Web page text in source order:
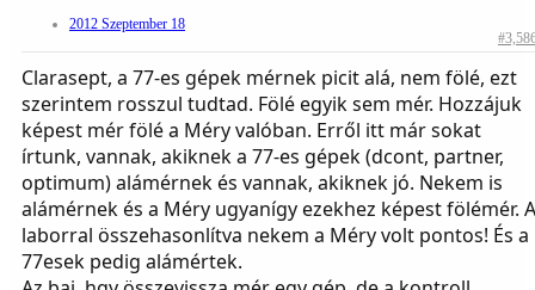
2012 Szeptember 18
Clarasept, a 77-es gépek mérnek picit alá, nem fölé, ezt
szerintem rosszul tudtad. Fölé egyik sem mér. Hozzájuk
képest mér fölé a Méry valóban. Erről itt már sokat
írtunk, vannak, akiknek a 77-es gépek (dcont, partner,
optimum) alámérnek és vannak, akiknek jó. Nekem is
alámérnek és a Méry ugyanígy ezekhez képest fölémér. A
laborral összehasonlítva nekem a Méry volt pontos! És a
77esek pedig alámértek.